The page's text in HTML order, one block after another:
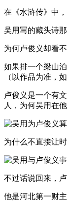
在《水浒传》中，
吴用写的藏头诗那
为何卢俊义却看
如果排一个梁山
（以作品为准，
卢俊义是一个有
人，为何吴用在
为什么不直接让
不过话说回来，
他是河北第一财